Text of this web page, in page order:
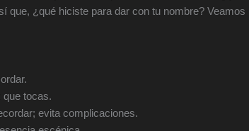
que, ¿qué hiciste para dar con tu nombre? Veamos
que tocas.
evita complicaciones.